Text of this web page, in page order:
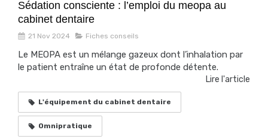
Sédation consciente : l’emploi du meopa au
cabinet dentaire
21 Nov 2024 Fiches conseils
Le MEOPA est un mélange gazeux dont l’inhalation par
le patient entraîne un état de profonde détente.
Lire l'article
L'équipement du cabinet dentaire
Omnipratique